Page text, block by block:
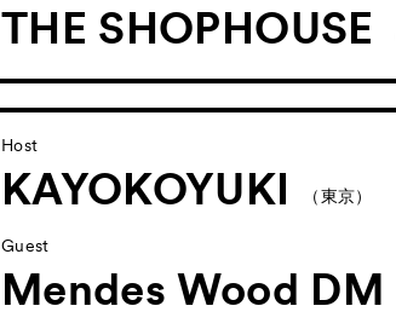
THE SHOPHOUSE
Host
KAYOKOYUKI （東京）
Guest
Mendes Wood DM